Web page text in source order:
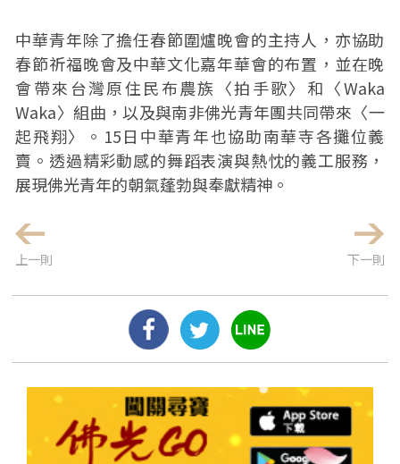
中華青年除了擔任春節圍爐晚會的主持人，亦協助
春節祈福晚會及中華文化嘉年華會的布置，並在晚
會帶來台灣原住民布農族〈拍手歌〉和〈Waka
Waka〉組曲，以及與南非佛光青年團共同帶來〈一
起飛翔〉。15日中華青年也協助南華寺各攤位義
賣。透過精彩動感的舞蹈表演與熱忱的義工服務，
展現佛光青年的朝氣蓬勃與奉獻精神。
上一則 下一則